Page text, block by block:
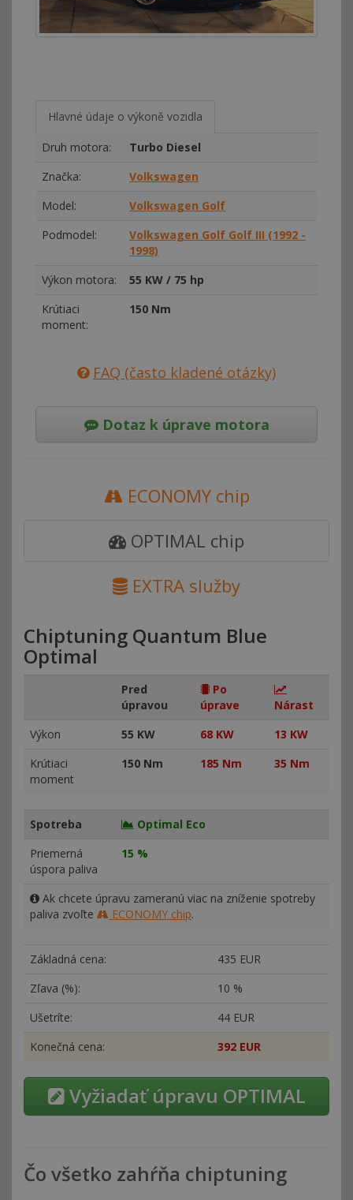
Hlavné údaje o výkoně vozidla
Druh motora:
Turbo Diesel
Značka:
Volkswagen
Model:
Volkswagen Golf
Podmodel:
Volkswagen Golf Golf III (1992 -
1998)
Výkon motora:
55 KW / 75 hp
Krútiaci
moment:
150 Nm
FAQ (často kladené otázky)
Dotaz k úprave motora
ECONOMY chip
OPTIMAL chip
EXTRA služby
Chiptuning Quantum Blue
Optimal
Pred
úpravou
Po
úprave
Nárast
Výkon
55 KW 68 KW
13 KW
Krútiaci
moment
150 Nm 185 Nm 35 Nm
Spotreba
Optimal Eco
Priemerná
úspora paliva
15 %
Ak chcete úpravu zameranú viac na zníženie spotreby
paliva zvoľte
ECONOMY chip.
Základná cena:
435 EUR
Zľava (%):
10 %
Ušetríte:
44 EUR
Konečná cena:
392 EUR
Vyžiadať úpravu OPTIMAL
Čo všetko zahŕňa chiptuning